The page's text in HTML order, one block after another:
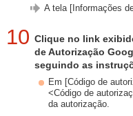
A tela [Informações
10 Clique no link
de Autorização
seguindo as
Em [Código de
<Código de
da autorização.